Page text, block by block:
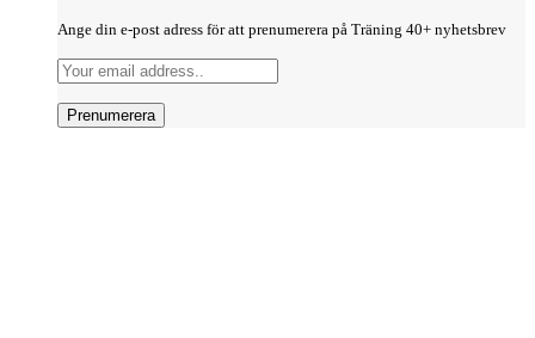
Ange din e-post adress för att prenumerera på Träning 40+ nyhetsbrev